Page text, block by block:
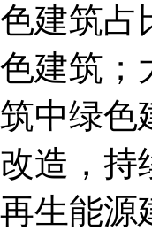
色建筑占
色建筑；
筑中绿色
改造，持
再生能源